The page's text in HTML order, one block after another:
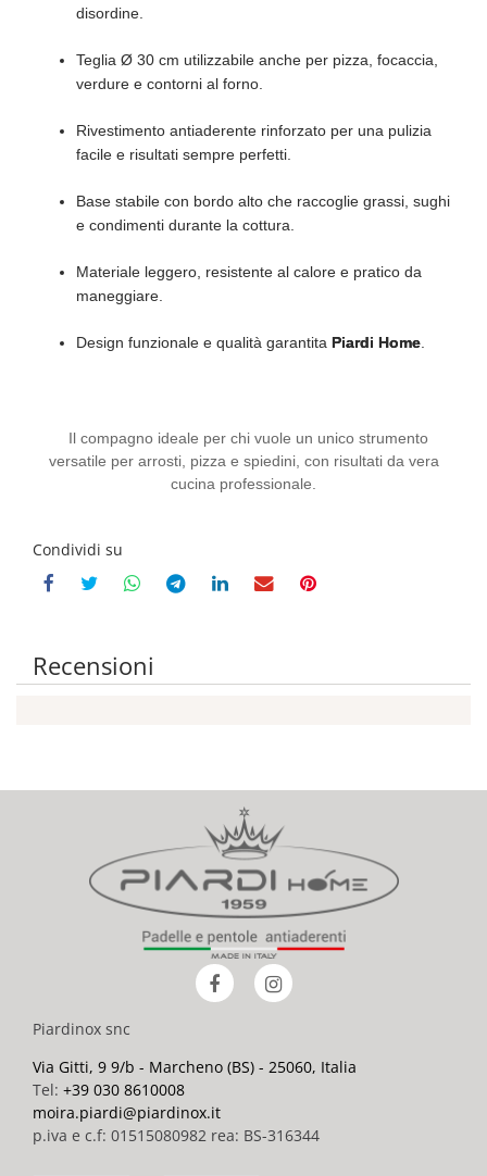
disordine.
Teglia Ø 30 cm utilizzabile anche per pizza, focaccia,
verdure e contorni al forno.
Rivestimento antiaderente rinforzato per una pulizia
facile e risultati sempre perfetti.
Base stabile con bordo alto che raccoglie grassi, sughi
e condimenti durante la cottura.
Materiale leggero, resistente al calore e pratico da
maneggiare.
Design funzionale e qualità garantita Piardi Home.
Il compagno ideale per chi vuole un unico strumento
versatile per arrosti, pizza e spiedini, con risultati da vera
cucina professionale.
Condividi su
Recensioni
Piardinox snc
Via Gitti, 9 9/b - Marcheno (BS) - 25060, Italia
Tel: +39 030 8610008
moira.piardi@piardinox.it
p.iva e c.f: 01515080982 rea: BS-316344